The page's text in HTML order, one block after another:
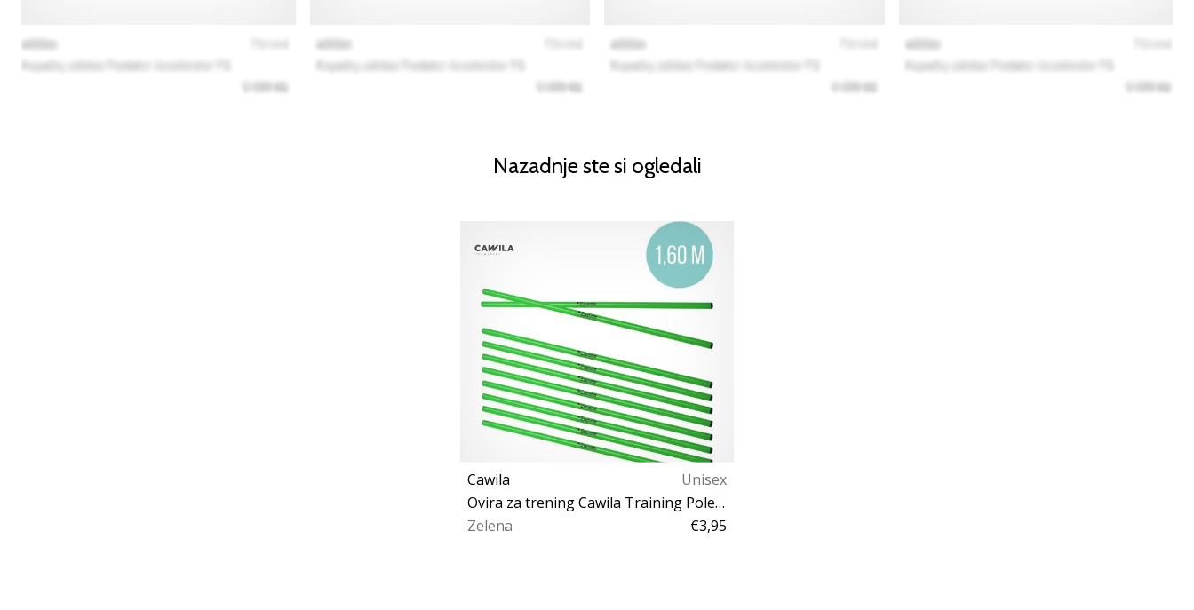
Nazadnje ste si ogledali
Cawila
Unisex
Ovira za trening Cawila Training Pole L 1,60m d25mm
Zelena
€3,95